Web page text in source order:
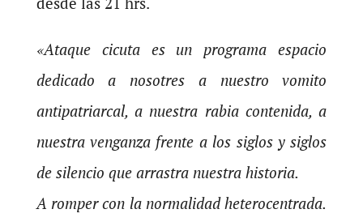
«Ataque cicuta es un programa espacio
dedicado a nosotres a nuestro vomito
antipatriarcal, a nuestra rabia contenida, a
nuestra venganza frente a los siglos y siglos
de silencio que arrastra nuestra historia.
A romper con la normalidad heterocentrada.